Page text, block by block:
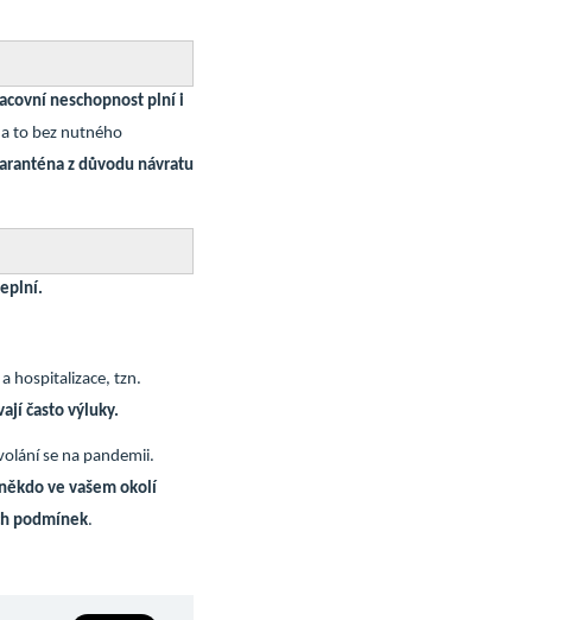
neschopnost plní i
to bez nutného
z důvodu návratu
hospitalizace, tzn.
často výluky.
se na pandemii.
ve vašem okolí
podmínek.